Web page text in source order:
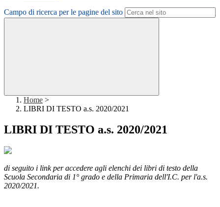
Campo di ricerca per le pagine del sito
Home >
LIBRI DI TESTO a.s. 2020/2021
LIBRI DI TESTO a.s. 2020/2021
di seguito i link per accedere agli elenchi dei libri di testo della
Scuola Secondaria di 1° grado e della Primaria dell'I.C. per l'a.s.
2020/2021.